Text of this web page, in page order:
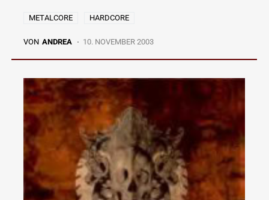
METALCORE HARDCORE
VON ANDREA 10. NOVEMBER 2003